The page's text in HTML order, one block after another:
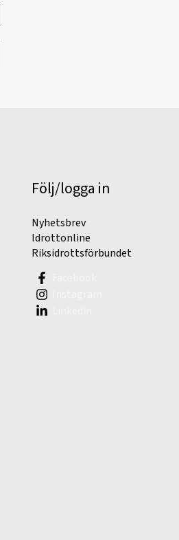
Följ/logga in
Nyhetsbrev
Idrottonline
Riksidrottsförbundet